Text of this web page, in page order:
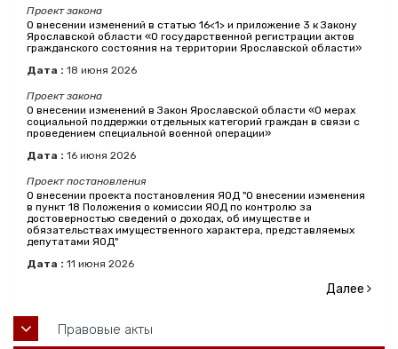
Проект закона
О внесении изменений в статью 16<1> и приложение 3 к Закону
Ярославской области «О государственной регистрации актов
гражданского состояния на территории Ярославской области»
Дата : 18 июня 2026
Проект закона
О внесении изменений в Закон Ярославской области «О мерах
социальной поддержки отдельных категорий граждан в связи с
проведением специальной военной операции»
Дата : 16 июня 2026
Проект постановления
О внесении проекта постановления ЯОД "О внесении изменения
в пункт 18 Положения о комиссии ЯОД по контролю за
достоверностью сведений о доходах, об имуществе и
обязательствах имущественного характера, представляемых
депутатами ЯОД"
Дата : 11 июня 2026
Далее
Правовые акты